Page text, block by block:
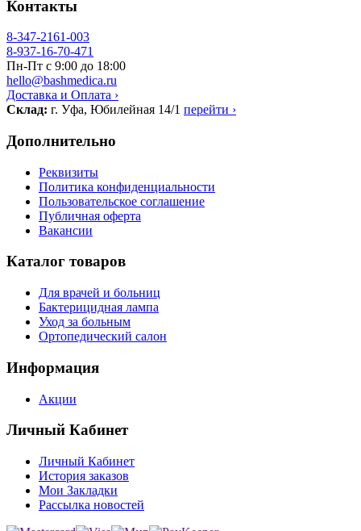
Контакты
8-347-2161-003
8-937-16-70-471
Пн-Пт с 9:00 до 18:00
hello@bashmedica.ru
Доставка и Оплата ›
Склад: г. Уфа, Юбилейная 14/1 перейти ›
Дополнительно
Реквизиты
Политика конфиденциальности
Пользовательское соглашение
Публичная оферта
Вакансии
Каталог товаров
Для врачей и больниц
Бактерицидная лампа
Уход за больным
Ортопедический салон
Информация
Акции
Личный Кабинет
Личный Кабинет
История заказов
Мои Закладки
Рассылка новостей